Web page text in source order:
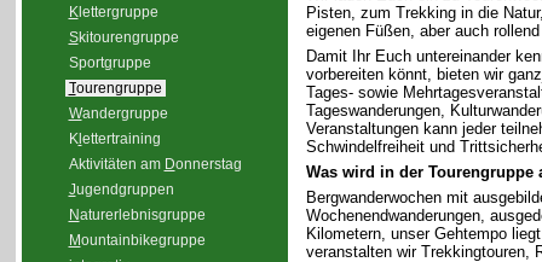
Klettergruppe
Skitourengruppe
Sportgruppe
Tourengruppe
Wandergruppe
Kl ettertraining
Aktivitäten am Donnerstag
Jugendgruppen
Naturerlebnisgruppe
Mountainbikegruppe
Pisten, zum Trekking in die
eigenen Füßen, aber auch
Damit Ihr Euch untereinander
vorbereiten könnt, bieten wir
Tages- sowie
Tageswanderungen,
Veranstaltungen kann jeder
Schwindelfreiheit und
Was wird in der Tourengruppe
Bergwanderwochen mit
Wochenendwanderungen,
Kilometern, unser Gehtempo
veranstalten wir Trekkingtouren,